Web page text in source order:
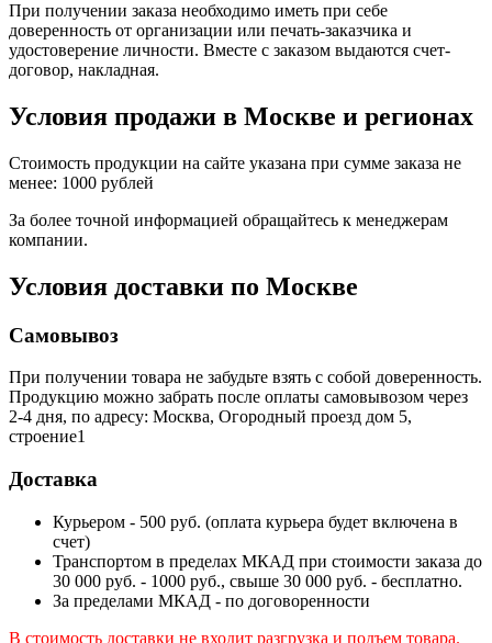
При получении заказа необходимо иметь при себе
доверенность от организации или печать-заказчика и
удостоверение личности. Вместе с заказом выдаются счет-
договор, накладная.
Условия продажи в Москве и регионах
Стоимость продукции на сайте указана при сумме заказа не
менее: 1000 рублей
За более точной информацией обращайтесь к менеджерам
компании.
Условия доставки по Москве
Самовывоз
При получении товара не забудьте взять с собой доверенность.
Продукцию можно забрать после оплаты самовывозом через
2-4 дня, по адресу: Москва, Огородный проезд дом 5,
строение1
Доставка
Курьером - 500 руб. (оплата курьера будет включена в
счет)
Транспортом в пределах МКАД при стоимости заказа до
30 000 руб. - 1000 руб., свыше 30 000 руб. - бесплатно.
За пределами МКАД - по договоренности
В стоимость доставки не входит разгрузка и подъем товара.